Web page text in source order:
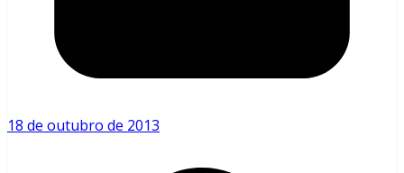
18 de outubro de 2013